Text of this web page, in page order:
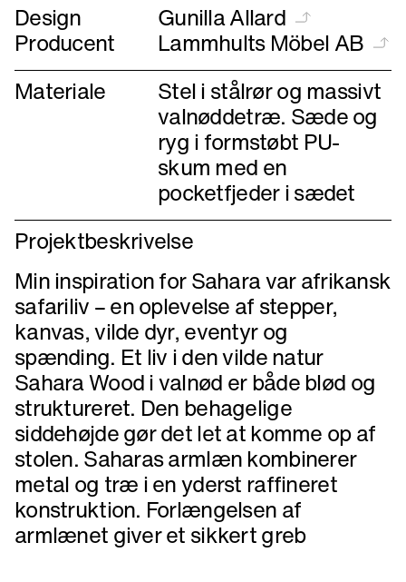
Design Gunilla Allard
Producent
Lammhults Möbel AB
Materiale
Stel i stålrør og massivt
valnøddetræ. Sæde og
ryg i formstøbt PU-
skum med en
Projektbeskrivelse
Min inspiration for Sahara var afrikansk
safariliv – en oplevelse af stepper,
kanvas, vilde dyr, eventyr og
spænding. Et liv i den vilde natur
Sahara Wood i valnød er både blød og
struktureret. Den behagelige
siddehøjde gør det let at komme op af
stolen. Saharas armlæn kombinerer
metal og træ i en yderst raffineret
konstruktion. Forlængelsen af
armlænet giver et sikkert greb